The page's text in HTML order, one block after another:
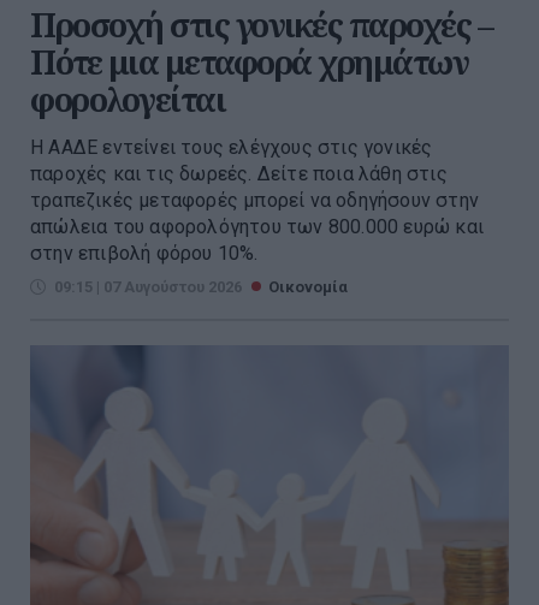
Προσοχή στις γονικές παροχές –
Πότε μια μεταφορά χρημάτων
φορολογείται
Η ΑΑΔΕ εντείνει τους ελέγχους στις γονικές
παροχές και τις δωρεές. Δείτε ποια λάθη στις
τραπεζικές μεταφορές μπορεί να οδηγήσουν στην
απώλεια του αφορολόγητου των 800.000 ευρώ και
στην επιβολή φόρου 10%.
09:15 | 07 Αυγούστου 2026 Οικονομία